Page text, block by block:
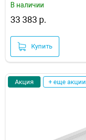
В наличии
33 383 р.
Купить
Акция + еще акции